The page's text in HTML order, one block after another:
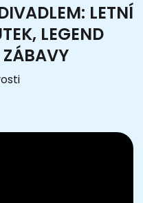
LETNÍ
LEGEND